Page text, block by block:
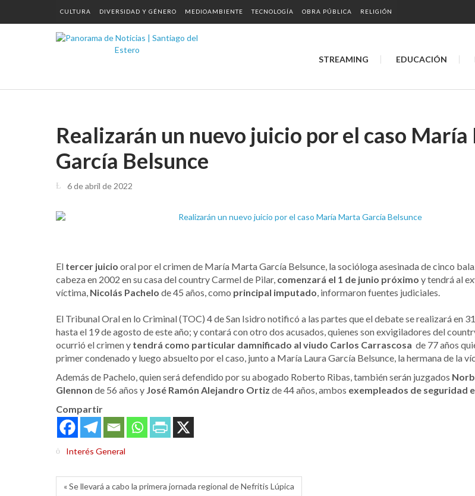
CULTURA DIVERSIDAD Y GÉNERO MEDIOAMBIENTE TECNOLOGÍA OBRA PÚBLICA RELIGIÓN
STREAMING EDUCACIÓN
Realizarán un nuevo juicio por el caso
García Belsunce
6 de abril de 2022
El tercer juicio oral por el crimen de María Marta García Belsunce, la socióloga asesinada de cinco
cabeza en 2002 en su casa del country Carmel de Pilar, comenzará el 1 de junio próximo y tendrá al
víctima, Nicolás Pachelo de 45 años, como principal imputado, informaron fuentes judiciales.
El Tribunal Oral en lo Criminal (TOC) 4 de San Isidro notificó a las partes que el debate se realizará en
hasta el 19 de agosto de este año; y contará con otro dos acusados, quienes son exvigiladores del
ocurrió el crimen y tendrá como particular damnificado al viudo Carlos Carrascosa de 77 años
primer condenado y luego absuelto por el caso, junto a María Laura García Belsunce, la hermana de la
Además de Pachelo, quien será defendido por su abogado Roberto Ribas, también serán juzgados
Glennon de 56 años y José Ramón Alejandro Ortiz de 44 años, ambos exempleados de seguridad
Compartir
Interés General
« Se llevará a cabo la primera jornada regional de Nefritis Lúpica